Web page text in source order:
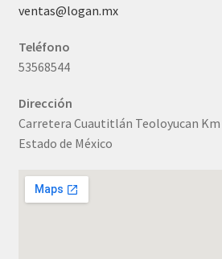
ventas@logan.mx
Teléfono
53568544
Dirección
Carretera Cuautitlán Teoloyucan
Estado de México